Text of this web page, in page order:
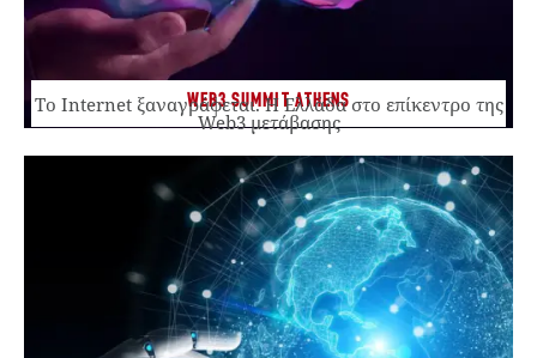
WEB3 SUMMIT ATHENS
Το Internet ξαναγράφεται. Η Ελλάδα στο επίκεντρο της
Web3 μετάβασης